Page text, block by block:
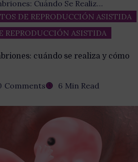
Transferencia De Embriones: Cuándo Se Realiza Y Cómo Funciona
DE REPRODUCCIÓN ASISTIDA
REPRODUCCIÓN ASISTIDA
cuándo se realiza y cómo
Comments 6 Min Read